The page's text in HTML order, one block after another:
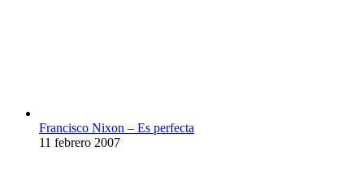
Francisco Nixon – Es perfecta
11 febrero 2007